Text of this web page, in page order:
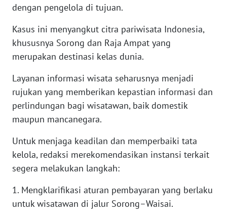
dengan pengelola di tujuan.
Kasus ini menyangkut citra pariwisata Indonesia,
khususnya Sorong dan Raja Ampat yang
merupakan destinasi kelas dunia.
Layanan informasi wisata seharusnya menjadi
rujukan yang memberikan kepastian informasi dan
perlindungan bagi wisatawan, baik domestik
maupun mancanegara.
Untuk menjaga keadilan dan memperbaiki tata
kelola, redaksi merekomendasikan instansi terkait
segera melakukan langkah:
1. Mengklarifikasi aturan pembayaran yang berlaku
untuk wisatawan di jalur Sorong–Waisai.
NUSANTARA
JOGJA
WN
JATIM
WN
BALI
WN
KALBAR
WN